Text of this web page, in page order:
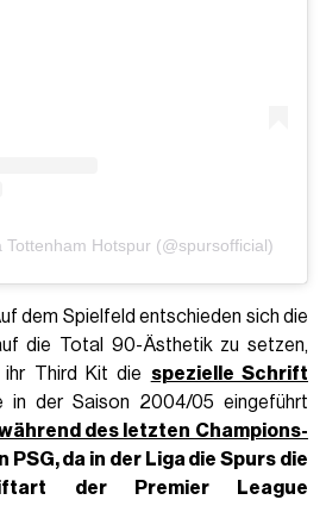
Tottenham Hotspur (@spursofficial)
dem Spielfeld entschieden sich die
die Total 90-Ästhetik zu setzen,
ihr Third Kit die spezielle Schrift
in der Saison 2004/05 eingeführt
des letzten Champions-
PSG, da in der Liga die Spurs die
der Premier League